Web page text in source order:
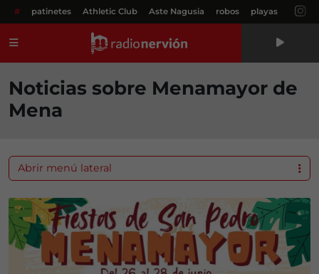
# patinetes Athletic Club Aste Nagusia robos playas
Noticias sobre Menamayor de
Mena
Abrir menú lateral